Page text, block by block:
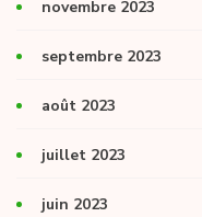
novembre 2023
septembre 2023
août 2023
juillet 2023
juin 2023